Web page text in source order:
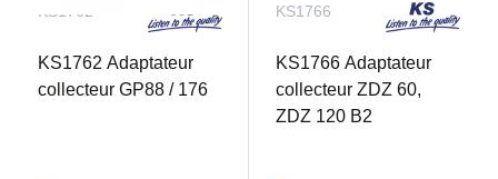
KS1762
KS1762 Adaptateur
collecteur GP88 / 176
KS1766
KS1766 Adaptateur
collecteur ZDZ 60,
ZDZ 120 B2